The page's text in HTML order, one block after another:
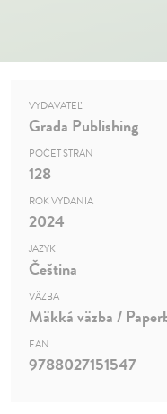
VYDAVATEĽ
Grada Publishing
POČET STRÁN
128
ROK VYDANIA
2024
JAZYK
Čeština
VÄZBA
Mäkká väzba /
EAN
9788027151547